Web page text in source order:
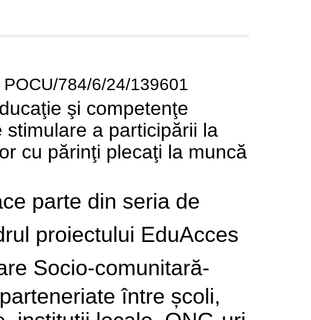
784/6/24/139601
şi competenţe
stimulare a participării la
cu părinţi plecaţi la muncă
parte din seria de
proiectului EduAcces
Socio-comunitară-
între școli,